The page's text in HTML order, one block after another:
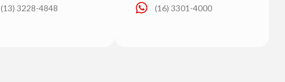
(13) 3228-4848
(16) 3301-4000